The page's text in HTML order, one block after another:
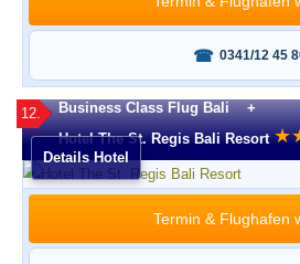
0341/12 45
12.
Business Class Flug Bali +
Hotel The St. Regis Bali Resort ★
Details Hotel
Termin & Flughafen